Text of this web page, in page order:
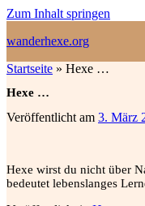
Zum Inhalt springen
wanderhexe.org
Startseite » Hexe …
Hexe …
Veröffentlicht am 3. März
Hexe wirst du nicht über
bedeutet lebenslanges